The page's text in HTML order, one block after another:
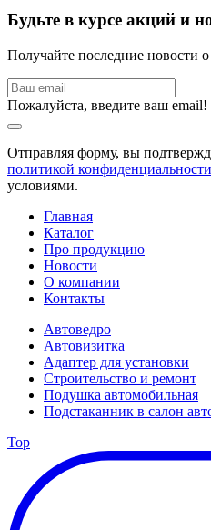
Будьте в курсе акций и
Получайте последние новости
Пожалуйста, введите ваш email!
Отправляя форму, вы
политикой конфиденциальности
условиями.
Главная
Каталог
Про продукцию
Новости
О компании
Контакты
Автоведро
Автовизитка
Адаптер для установки
Строительство и ремонт
Подушка автомобильная
Подстаканник в салон
Top